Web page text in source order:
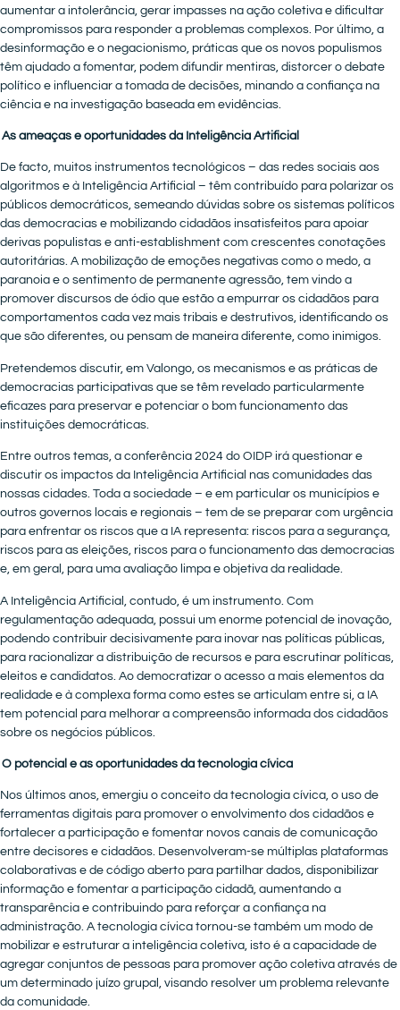
aumentar a intolerância, gerar impasses na ação coletiva e dificultar
compromissos para responder a problemas complexos. Por último, a
desinformação e o negacionismo, práticas que os novos populismos
têm ajudado a fomentar, podem difundir mentiras, distorcer o debate
político e influenciar a tomada de decisões, minando a confiança na
ciência e na investigação baseada em evidências.
As ameaças e oportunidades da Inteligência Artificial
De facto, muitos instrumentos tecnológicos – das redes sociais aos
algoritmos e à Inteligência Artificial – têm contribuído para polarizar os
públicos democráticos, semeando dúvidas sobre os sistemas políticos
das democracias e mobilizando cidadãos insatisfeitos para apoiar
derivas populistas e anti-establishment com crescentes conotações
autoritárias. A mobilização de emoções negativas como o medo, a
paranoia e o sentimento de permanente agressão, tem vindo a
promover discursos de ódio que estão a empurrar os cidadãos para
comportamentos cada vez mais tribais e destrutivos, identificando os
que são diferentes, ou pensam de maneira diferente, como inimigos.
Pretendemos discutir, em Valongo, os mecanismos e as práticas de
democracias participativas que se têm revelado particularmente
eficazes para preservar e potenciar o bom funcionamento das
instituições democráticas.
Entre outros temas, a conferência 2024 do OIDP irá questionar e
discutir os impactos da Inteligência Artificial nas comunidades das
nossas cidades. Toda a sociedade – e em particular os municípios e
outros governos locais e regionais – tem de se preparar com urgência
para enfrentar os riscos que a IA representa: riscos para a segurança,
riscos para as eleições, riscos para o funcionamento das democracias
e, em geral, para uma avaliação limpa e objetiva da realidade.
A Inteligência Artificial, contudo, é um instrumento. Com
regulamentação adequada, possui um enorme potencial de inovação,
podendo contribuir decisivamente para inovar nas políticas públicas,
para racionalizar a distribuição de recursos e para escrutinar políticas,
eleitos e candidatos. Ao democratizar o acesso a mais elementos da
realidade e à complexa forma como estes se articulam entre si, a IA
tem potencial para melhorar a compreensão informada dos cidadãos
sobre os negócios públicos.
O potencial e as oportunidades da tecnologia cívica
Nos últimos anos, emergiu o conceito da tecnologia cívica, o uso de
ferramentas digitais para promover o envolvimento dos cidadãos e
fortalecer a participação e fomentar novos canais de comunicação
entre decisores e cidadãos. Desenvolveram-se múltiplas plataformas
colaborativas e de código aberto para partilhar dados, disponibilizar
informação e fomentar a participação cidadã, aumentando a
transparência e contribuindo para reforçar a confiança na
administração. A tecnologia cívica tornou-se também um modo de
mobilizar e estruturar a inteligência coletiva, isto é a capacidade de
agregar conjuntos de pessoas para promover ação coletiva através de
um determinado juízo grupal, visando resolver um problema relevante
da comunidade.